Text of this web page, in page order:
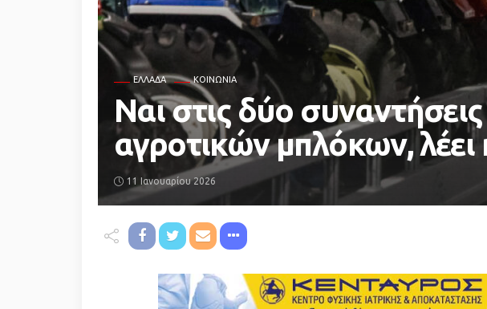
ΕΛΛΆΔΑ ΚΟΙΝΩΝΙΑ
Ναι στις δύο
αγροτικών μπλόκων,
11 Ιανουαρίου 2026